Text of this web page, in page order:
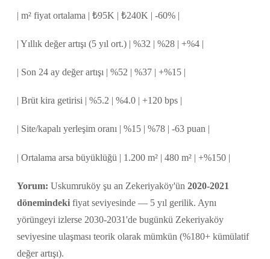
| m² fiyat ortalama | ₺95K | ₺240K | -60% |
| Yıllık değer artışı (5 yıl ort.) | %32 | %28 | +%4 |
| Son 24 ay değer artışı | %52 | %37 | +%15 |
| Brüt kira getirisi | %5.2 | %4.0 | +120 bps |
| Site/kapalı yerleşim oranı | %15 | %78 | -63 puan |
| Ortalama arsa büyüklüğü | 1.200 m² | 480 m² | +%150 |
Yorum: Uskumruköy şu an Zekeriyaköy'ün 2020-2021
dönemindeki fiyat seviyesinde — 5 yıl gerilik. Aynı
yörüngeyi izlerse 2030-2031'de bugünkü Zekeriyaköy
seviyesine ulaşması teorik olarak mümkün (%180+ kümülatif
değer artışı).